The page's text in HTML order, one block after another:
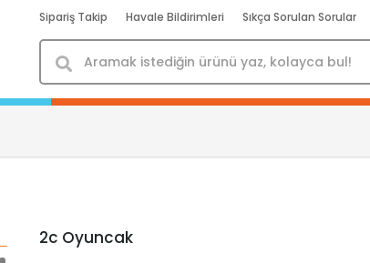
Sipariş Takip Havale Bildirimleri Sıkça Sorulan Sorular
2c Oyuncak